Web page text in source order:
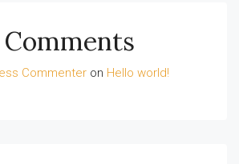
Commenter on Hello world!